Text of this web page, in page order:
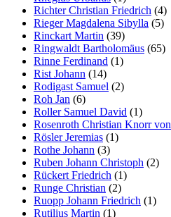
Richter Christian Friedrich (4)
Rieger Magdalena Sibylla (5)
Rinckart Martin (39)
Ringwaldt Bartholomäus (65)
Rinne Ferdinand (1)
Rist Johann (14)
Rodigast Samuel (2)
Roh Jan (6)
Roller Samuel David (1)
Rosenroth Christian Knorr von
Rösler Jeremias (1)
Rothe Johann (3)
Ruben Johann Christoph (2)
Rückert Friedrich (1)
Runge Christian (2)
Ruopp Johann Friedrich (1)
Rutilius Martin (1)